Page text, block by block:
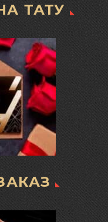
ТАТУ